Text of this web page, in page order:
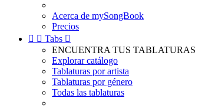
Acerca de mySongBook
Precios
  Tabs 
ENCUENTRA TUS TABLATURAS
Explorar catálogo
Tablaturas por artista
Tablaturas por género
Todas las tablaturas